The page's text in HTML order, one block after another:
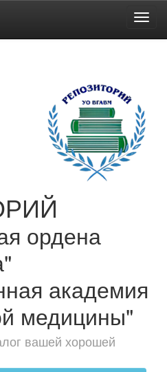
ордена
академия
медицины"
вашей хорошей